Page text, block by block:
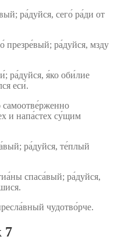
ра́дуйся, сего́ ра́ди от
презре́вый; ра́дуйся, мзду
ра́дуйся, я́ко оби́лие
еси́.
и напа́стех су́щим
ра́дуйся, те́плый
спаса́вый; ра́дуйся,
чудотво́рче.
7